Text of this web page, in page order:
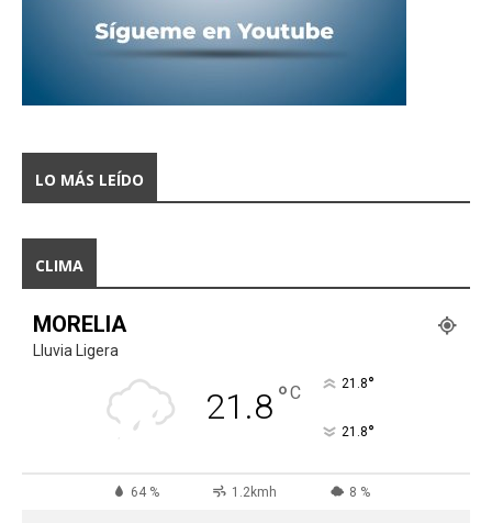
LO MÁS LEÍDO
CLIMA
MORELIA
Lluvia Ligera
21.8°C 21.8°
21.8°
64 % 1.2kmh 8 %